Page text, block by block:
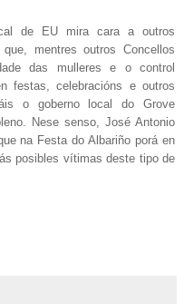
de EU mira cara a outros
mentres outros Concellos
das mulleres e o control
festas, celebracións e outros
o goberno local do Grove
Nese senso, José Antonio
na Festa do Albariño porá en
posibles vítimas deste tipo de